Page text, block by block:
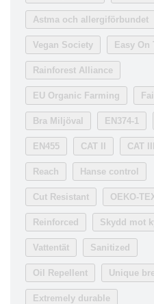
Astma och allergiförbundet
Vegan Society Easy On
Rainforest Alliance
EU Organic Farming
Bra Miljöval EN374-1
EN455 CAT II CAT III
Reach Hanse control
Cut Resistant OEKO-
Reinforced Skydd mot
Vattentät Sanitized
Oil Repellent Unique
Extremely durable